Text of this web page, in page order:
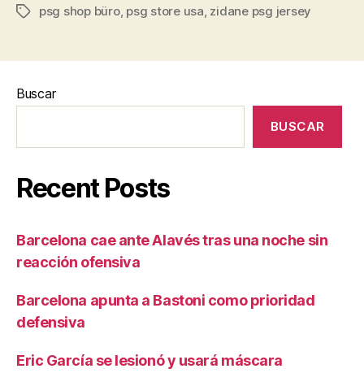
Etiquetas
psg shop büro, psg store usa, zidane psg jersey
Buscar
BUSCAR
Recent Posts
Barcelona cae ante Alavés tras una noche sin
reacción ofensiva
Barcelona apunta a Bastoni como prioridad
defensiva
Eric García se lesionó y usará máscara